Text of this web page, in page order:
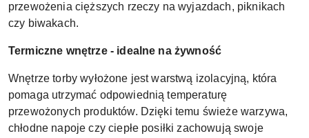
przewożenia cięższych rzeczy na wyjazdach, piknikach
czy biwakach.
Termiczne wnętrze - idealne na żywność
Wnętrze torby wyłożone jest warstwą izolacyjną, która
pomaga utrzymać odpowiednią temperaturę
przewożonych produktów. Dzięki temu świeże warzywa,
chłodne napoje czy ciepłe posiłki zachowują swoje